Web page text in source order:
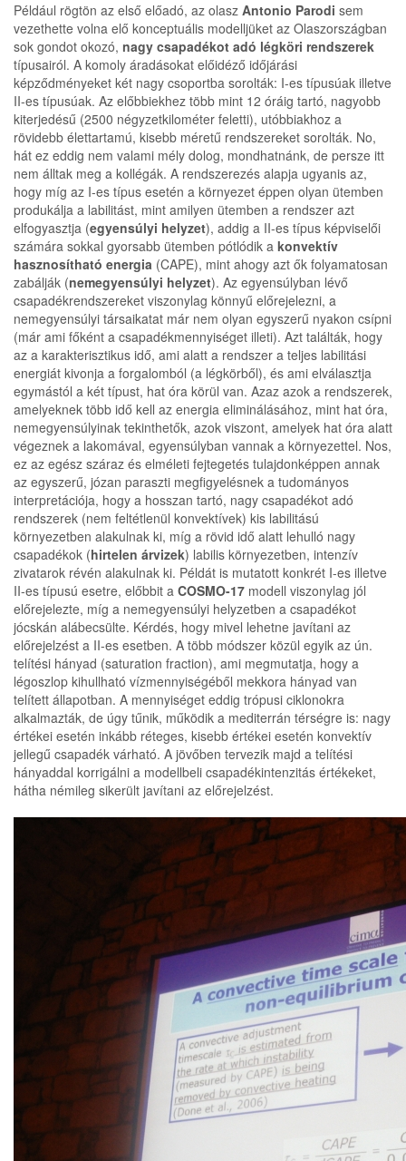
Például rögtön az első előadó, az olasz Antonio Parodi sem
vezethette volna elő konceptuális modelljüket az Olaszországban
sok gondot okozó, nagy csapadékot adó légköri rendszerek
típusairól. A komoly áradásokat előidéző időjárási
képződményeket két nagy csoportba sorolták: I-es típusúak illetve
II-es típusúak. Az előbbiekhez több mint 12 óráig tartó, nagyobb
kiterjedésű (2500 négyzetkilométer feletti), utóbbiakhoz a
rövidebb élettartamú, kisebb méretű rendszereket sorolták. No,
hát ez eddig nem valami mély dolog, mondhatnánk, de persze itt
nem álltak meg a kollégák. A rendszerezés alapja ugyanis az,
hogy míg az I-es típus esetén a környezet éppen olyan ütemben
produkálja a labilitást, mint amilyen ütemben a rendszer azt
elfogyasztja (egyensúlyi helyzet), addig a II-es típus képviselői
számára sokkal gyorsabb ütemben pótlódik a konvektív
hasznosítható energia (CAPE), mint ahogy azt ők folyamatosan
zabálják (nemegyensúlyi helyzet). Az egyensúlyban lévő
csapadékrendszereket viszonylag könnyű előrejelezni, a
nemegyensúlyi társaikatat már nem olyan egyszerű nyakon csípni
(már ami főként a csapadékmennyiséget illeti). Azt találták, hogy
az a karakterisztikus idő, ami alatt a rendszer a teljes labilitási
energiát kivonja a forgalomból (a légkörből), és ami elválasztja
egymástól a két típust, hat óra körül van. Azaz azok a rendszerek,
amelyeknek több idő kell az energia eliminálásához, mint hat óra,
nemegyensúlyinak tekinthetők, azok viszont, amelyek hat óra alatt
végeznek a lakomával, egyensúlyban vannak a környezettel. Nos,
ez az egész száraz és elméleti fejtegetés tulajdonképpen annak
az egyszerű, józan paraszti megfigyelésnek a tudományos
interpretációja, hogy a hosszan tartó, nagy csapadékot adó
rendszerek (nem feltétlenül konvektívek) kis labilitású
környezetben alakulnak ki, míg a rövid idő alatt lehulló nagy
csapadékok (hirtelen árvizek) labilis környezetben, intenzív
zivatarok révén alakulnak ki. Példát is mutatott konkrét I-es illetve
II-es típusú esetre, előbbit a COSMO-17 modell viszonylag jól
előrejelezte, míg a nemegyensúlyi helyzetben a csapadékot
jócskán alábecsülte. Kérdés, hogy mivel lehetne javítani az
előrejelzést a II-es esetben. A több módszer közül egyik az ún.
telítési hányad (saturation fraction), ami megmutatja, hogy a
légoszlop kihullható vízmennyiségéből mekkora hányad van
telített állapotban. A mennyiséget eddig trópusi ciklonokra
alkalmazták, de úgy tűnik, működik a mediterrán térségre is: nagy
értékei esetén inkább réteges, kisebb értékei esetén konvektív
jellegű csapadék várható. A jövőben tervezik majd a telítési
hányaddal korrigálni a modellbeli csapadékintenzitás értékeket,
hátha némileg sikerült javítani az előrejelzést.